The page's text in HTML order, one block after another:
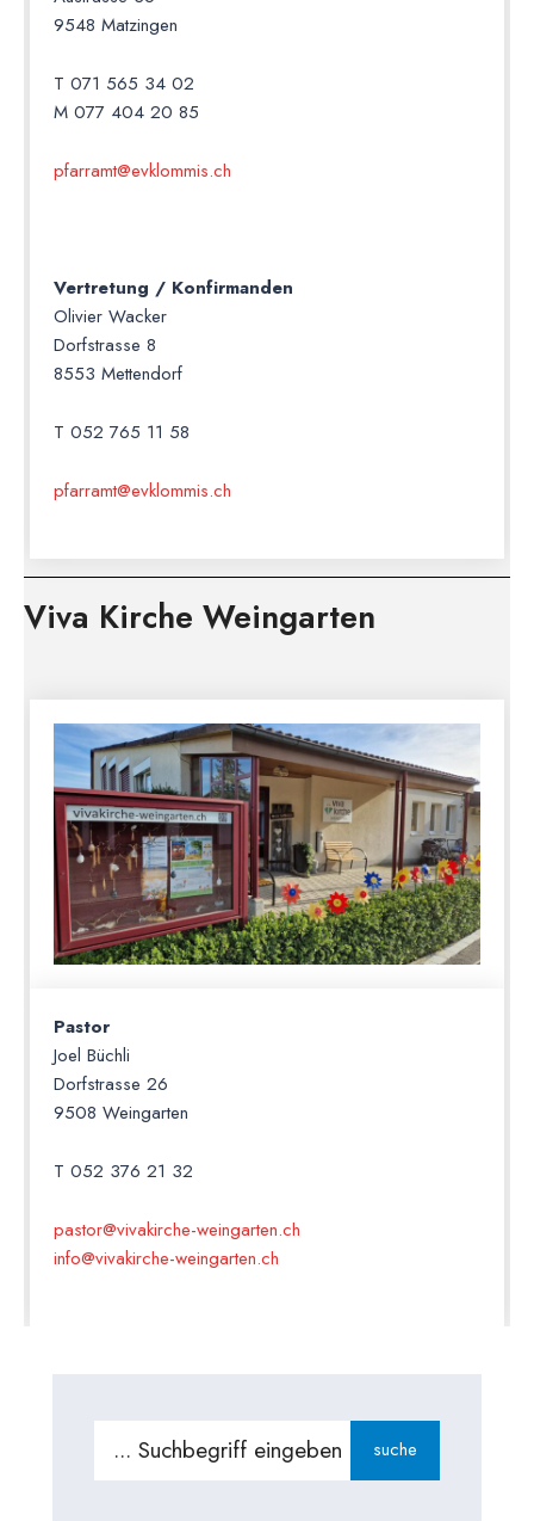
9548 Matzingen
T 071 565 34 02
M 077 404 20 85
pfarramt@evklommis.ch
Vertretung / Konfirmanden
Olivier Wacker
Dorfstrasse 8
8553 Mettendorf
T 052 765 11 58
pfarramt@evklommis.ch
Viva Kirche Weingarten
Pastor
Joel Büchli
Dorfstrasse 26
9508 Weingarten
T 052 376 21 32
pastor@vivakirche-weingarten.ch
info@vivakirche-weingarten.ch
suche